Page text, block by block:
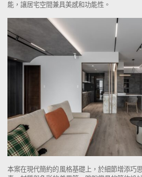
能，讓居宅空間兼具美感和功能性。
本案在現代簡約的風格基礎上，於細節增添巧